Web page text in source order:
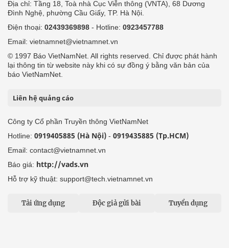
Địa chỉ: Tầng 18, Toà nhà Cục Viễn thông (VNTA), 68 Dương
Đình Nghệ, phường Cầu Giấy, TP. Hà Nội.
Điện thoại: 02439369898 - Hotline: 0923457788
Email: vietnamnet@vietnamnet.vn
© 1997 Báo VietNamNet. All rights reserved. Chỉ được phát hành
lại thông tin từ website này khi có sự đồng ý bằng văn bản của
báo VietNamNet.
Liên hệ quảng cáo
Công ty Cổ phần Truyền thông VietNamNet
Hotline: 0919405885 (Hà Nội) - 0919435885 (Tp.HCM)
Email: contact@vietnamnet.vn
Báo giá: http://vads.vn
Hỗ trợ kỹ thuật: support@tech.vietnamnet.vn
Tải ứng dụng Độc giả gửi bài Tuyển dụng